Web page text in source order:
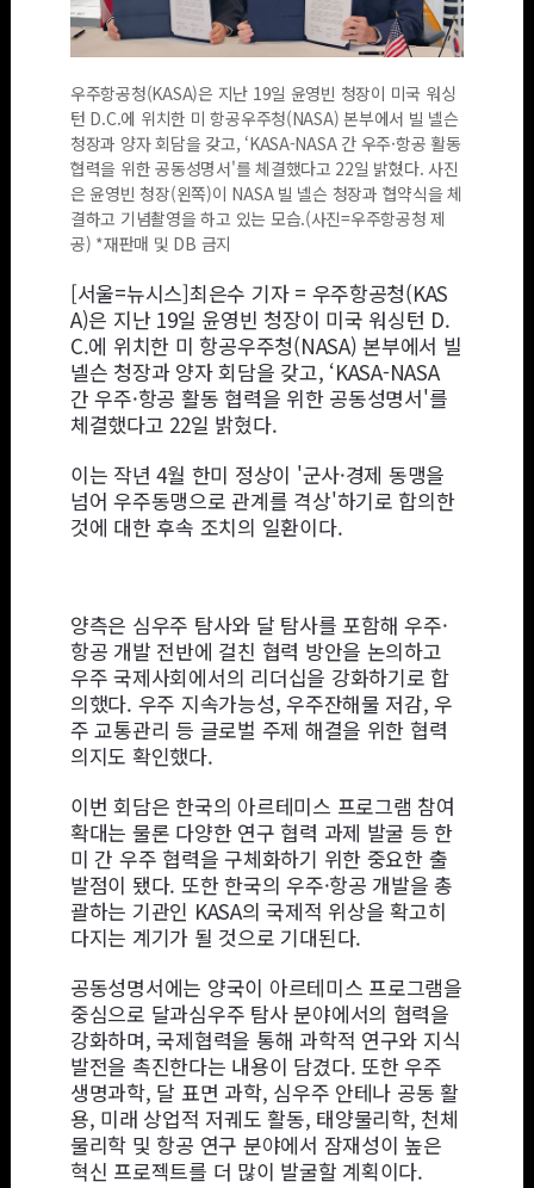
우주항공청(KASA)은 지난 19일 윤영빈 청장이 미국 워싱
턴 D.C.에 위치한 미 항공우주청(NASA) 본부에서 빌 넬슨
청장과 양자 회담을 갖고, ‘KASA-NASA 간 우주·항공 활동
협력을 위한 공동성명서'를 체결했다고 22일 밝혔다. 사진
은 윤영빈 청장(왼쪽)이 NASA 빌 넬슨 청장과 협약식을 체
결하고 기념촬영을 하고 있는 모습.(사진=우주항공청 제
공) *재판매 및 DB 금지
[서울=뉴시스]최은수 기자 = 우주항공청(KAS
A)은 지난 19일 윤영빈 청장이 미국 워싱턴 D.
C.에 위치한 미 항공우주청(NASA) 본부에서 빌
넬슨 청장과 양자 회담을 갖고, ‘KASA-NASA
간 우주·항공 활동 협력을 위한 공동성명서'를
체결했다고 22일 밝혔다.
이는 작년 4월 한미 정상이 '군사·경제 동맹을
넘어 우주동맹으로 관계를 격상'하기로 합의한
것에 대한 후속 조치의 일환이다.
양측은 심우주 탐사와 달 탐사를 포함해 우주·
항공 개발 전반에 걸친 협력 방안을 논의하고
우주 국제사회에서의 리더십을 강화하기로 합
의했다. 우주 지속가능성, 우주잔해물 저감, 우
주 교통관리 등 글로벌 주제 해결을 위한 협력
의지도 확인했다.
이번 회담은 한국의 아르테미스 프로그램 참여
확대는 물론 다양한 연구 협력 과제 발굴 등 한
미 간 우주 협력을 구체화하기 위한 중요한 출
발점이 됐다. 또한 한국의 우주·항공 개발을 총
괄하는 기관인 KASA의 국제적 위상을 확고히
다지는 계기가 될 것으로 기대된다.
공동성명서에는 양국이 아르테미스 프로그램을
중심으로 달과심우주 탐사 분야에서의 협력을
강화하며, 국제협력을 통해 과학적 연구와 지식
발전을 촉진한다는 내용이 담겼다. 또한 우주
생명과학, 달 표면 과학, 심우주 안테나 공동 활
용, 미래 상업적 저궤도 활동, 태양물리학, 천체
물리학 및 항공 연구 분야에서 잠재성이 높은
혁신 프로젝트를 더 많이 발굴할 계획이다.